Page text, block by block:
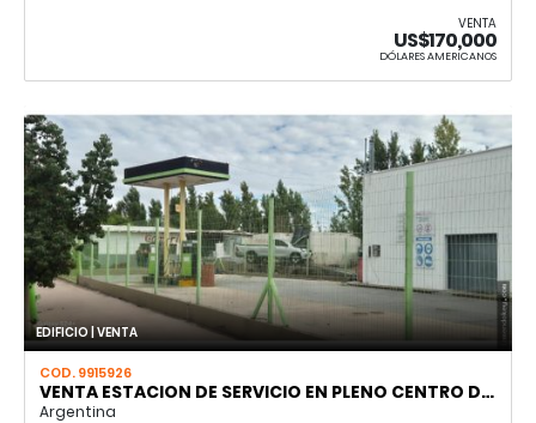
VENTA
US$170,000
DÓLARES AMERICANOS
EDIFICIO | VENTA
COD. 9915926
VENTA ESTACION DE SERVICIO EN PLENO CENTRO D…
Argentina